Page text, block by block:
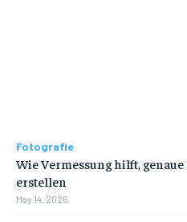
Fotografie
Wie Vermessung hilft,
erstellen
May 14, 2026